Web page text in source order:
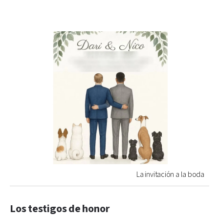
La invitación a la boda
Los testigos de honor